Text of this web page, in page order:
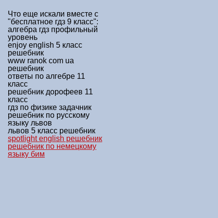
Что еще искали вместе с
"бесплатное гдз 9 класс":
алгебра гдз профильный
уровень
enjoy english 5 класс
решебник
www ranok com ua
решебник
ответы по алгебре 11
класс
решебник дорофеев 11
класс
гдз по физике задачник
решебник по русскому
языку львов
львов 5 класс решебник
spotlight english решебник
решебник по немецкому
языку бим